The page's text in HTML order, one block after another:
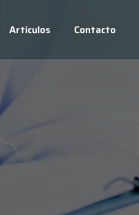
Artículos Contacto